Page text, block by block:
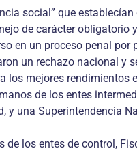
social” que
de carácter
en un proceso penal
un rechazo nacional
los mejores
de los entes
una Superintendencia
los entes de control,